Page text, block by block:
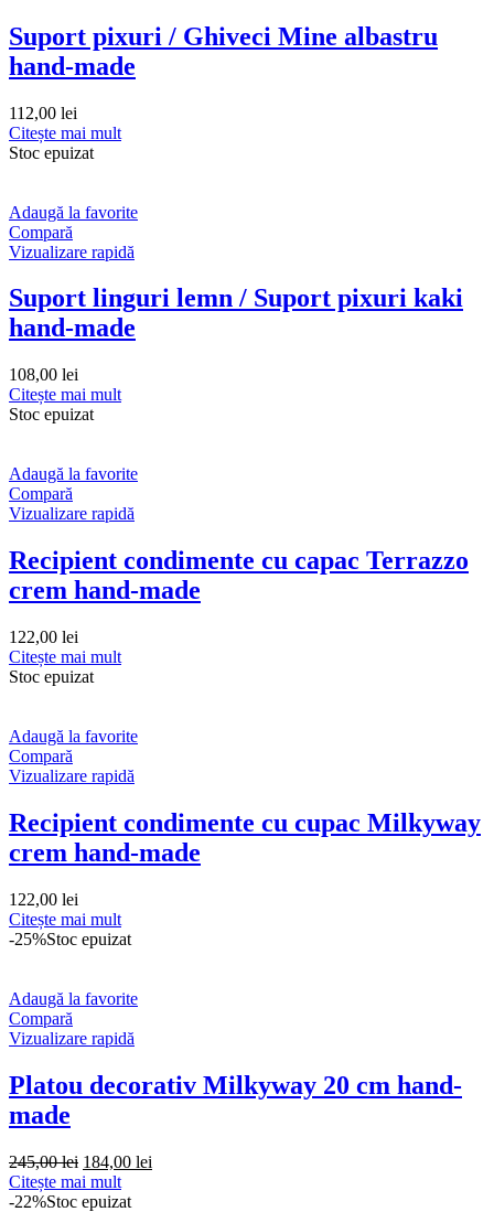
Suport pixuri / Ghiveci Mine albastru
hand-made
112,00 lei
Citește mai mult
Stoc epuizat
Adaugă la favorite
Compară
Vizualizare rapidă
Suport linguri lemn / Suport pixuri kaki
hand-made
108,00 lei
Citește mai mult
Stoc epuizat
Adaugă la favorite
Compară
Vizualizare rapidă
Recipient condimente cu capac Terrazzo
crem hand-made
122,00 lei
Citește mai mult
Stoc epuizat
Adaugă la favorite
Compară
Vizualizare rapidă
Recipient condimente cu cupac Milkyway
crem hand-made
122,00 lei
Citește mai mult
-25%Stoc epuizat
Adaugă la favorite
Compară
Vizualizare rapidă
Platou decorativ Milkyway 20 cm hand-
made
245,00lei Prețul
inițial
a
184,00 lei
Citește mai mult
-22%Stoc epuizat